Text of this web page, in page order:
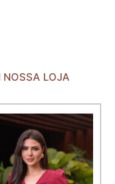
NOSSA LOJA